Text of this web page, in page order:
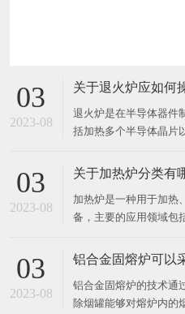
03
2023-08
关于退火炉应如何
退火炉是在半导体器件
括加热多个半导体晶片
剂，将薄膜转换成薄膜
复注入的损伤，移动掺
移到另一个薄膜或从薄
03
2023-08
关于加热炉分类有
加热炉是一种用于加热
备，主要的应用领域包
分为以下几种：1. 精细
主要应用于汽车零部件
天零部件等领域。2
03
2023-08
铝合金固熔炉可以
铝合金固熔炉的技术通
除烟罐能够对熔炉内的